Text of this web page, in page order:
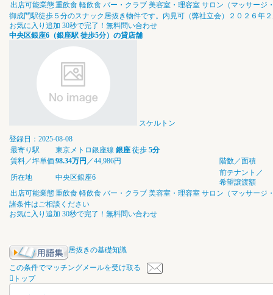
出店可能業態重飲食 軽飲食 バー・クラブ 美容室・理容室 サロン（マッサージ
御成門駅徒歩５分のスナック居抜き物件です。内見可（弊社立会）２０２６年
お気に入り追加 30秒で完了！無料問い合わせ
中央区銀座6（銀座駅 徒歩5分）の貸店舗
スケルトン
登録日：2025-08-08
最寄り駅
東京メトロ銀座線 銀座 徒歩 5分
賃料／坪単価 98.34万円 ／44,986円
階数／面積
所在地
中央区銀座6
前テナント／
希望譲渡額
出店可能業態重飲食 軽飲食 バー・クラブ 美容室・理容室 サロン（マッサージ
諸条件はご相談ください
お気に入り追加 30秒で完了！無料問い合わせ
居抜きの基礎知識
この条件でマッチングメールを受け取る
トップ